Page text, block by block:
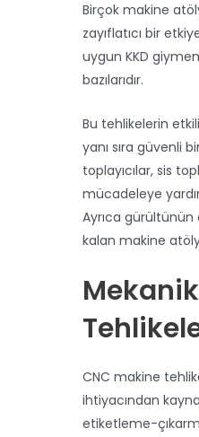
Birçok makine
zayıflatıcı bir
uygun KKD
bazılarıdır.
Bu tehlikelerin
yanı sıra güvenli
toplayıcılar, sis
mücadeleye
Ayrıca gürültünün
kalan makine
CNC makine
ihtiyacından
etiketleme-